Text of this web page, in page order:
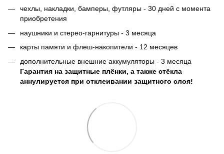
чехлы, накладки, бамперы, футляры - 30 дней с момента
приобретения
наушники и стерео-гарнитуры - 3 месяца
карты памяти и флеш-накопители - 12 месяцев
дополнительные внешние аккумуляторы - 3 месяца
Гарантия на защитные плёнки, а также стёкла
аннулируется при отклеивании защитного слоя!